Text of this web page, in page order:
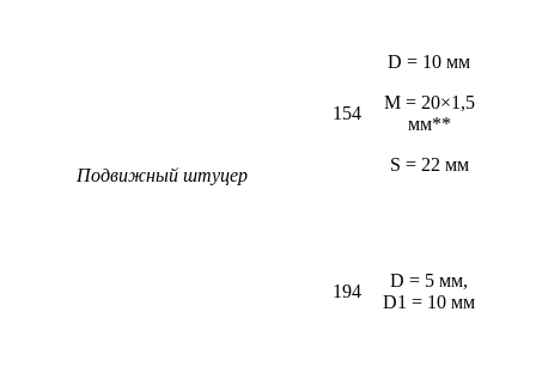
Подвижный штуцер
154
D = 10 мм
M = 20×1,5
мм**
S = 22 мм
194
D = 5 мм,
D1 = 10 мм